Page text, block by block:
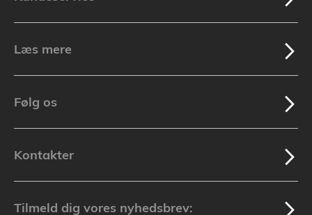
Læs mere
Følg os
Kontakter
Tilmeld dig vores nyhedsbrev: